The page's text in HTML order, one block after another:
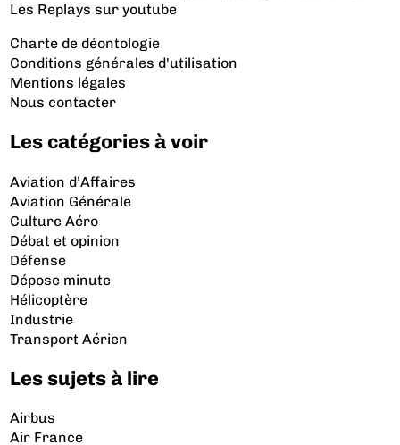
Les Replays sur youtube
Charte de déontologie
Conditions générales d'utilisation
Mentions légales
Nous contacter
Les catégories à voir
Aviation d’Affaires
Aviation Générale
Culture Aéro
Débat et opinion
Défense
Dépose minute
Hélicoptère
Industrie
Transport Aérien
Les sujets à lire
Airbus
Air France